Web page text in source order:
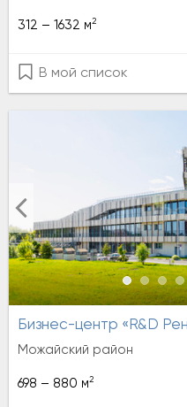
312 – 1632 м2
В мой список
Бизнес-центр «R&D
Можайский район
698 – 880 м2